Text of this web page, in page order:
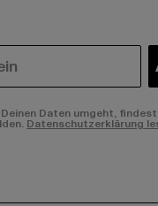
Daten umgeht,
Datenschutzerklärung